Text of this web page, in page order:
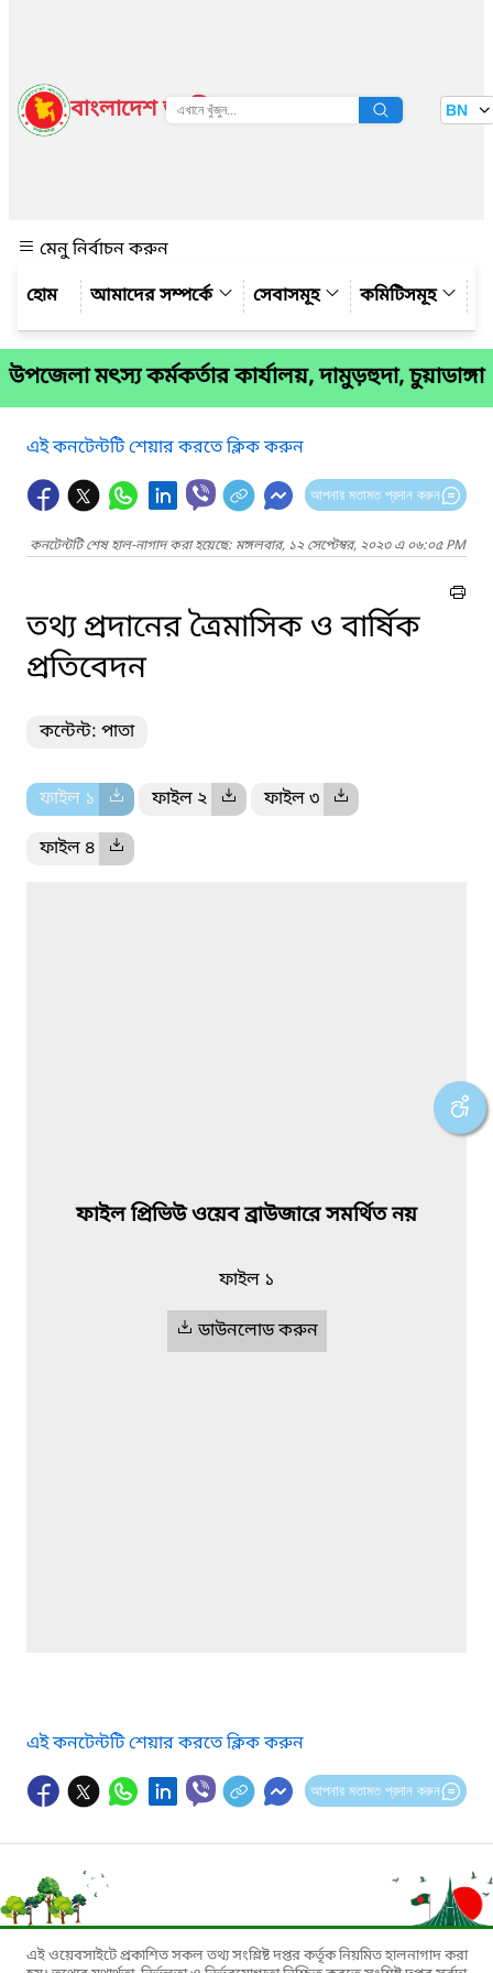
বাংলাদেশ জাতীয় তথ্য বাতায়ন BN
মেনু নির্বাচন করুন
আমাদের সম্পর্কে
সেবাসমূহ কমিটিসমূহ
উপজেলা মৎস্য কর্মকর্তার কার্যালয়, দামুড়হুদা, চুয়াডাঙ্গা
এই কনটেন্টটি শেয়ার করতে ক্লিক করুন
আপনার মতামত প্রদান করুন
কনটেন্টটি শেষ হাল-নাগাদ করা হয়েছে: মঙ্গলবার, ১২ সেপ্টেম্বর, ২০২৩ এ ০৬:০৫ PM
তথ্য প্রদানের ত্রৈমাসিক ও বার্ষিক
প্রতিবেদন
কন্টেন্ট: পাতা
ফাইল ১ ফাইল ২ ফাইল ৩
ফাইল ৪
ফাইল প্রিভিউ ওয়েব ব্রাউজারে সমর্থিত নয়
ফাইল ১
ডাউনলোড করুন
এই কনটেন্টটি শেয়ার করতে ক্লিক করুন
আপনার মতামত প্রদান করুন
এই ওয়েবসাইটে প্রকাশিত সকল তথ্য সংশ্লিষ্ট দপ্তর কর্তৃক নিয়মিত হালনাগাদ করা